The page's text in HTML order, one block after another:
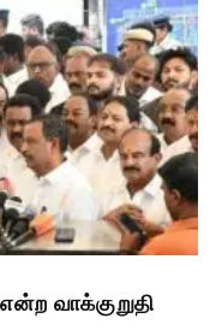
வாக்குறுதி